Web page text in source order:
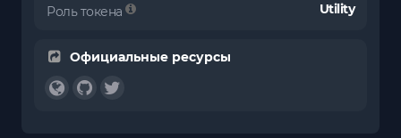
Роль токена
Utility
Официальные ресурсы